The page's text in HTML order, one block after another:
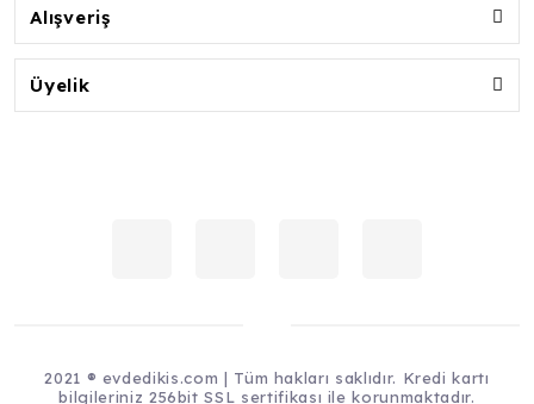
Alışveriş
Üyelik
2021 ® evdedikis.com | Tüm hakları saklıdır. Kredi kartı
bilgileriniz 256bit SSL sertifikası ile korunmaktadır.